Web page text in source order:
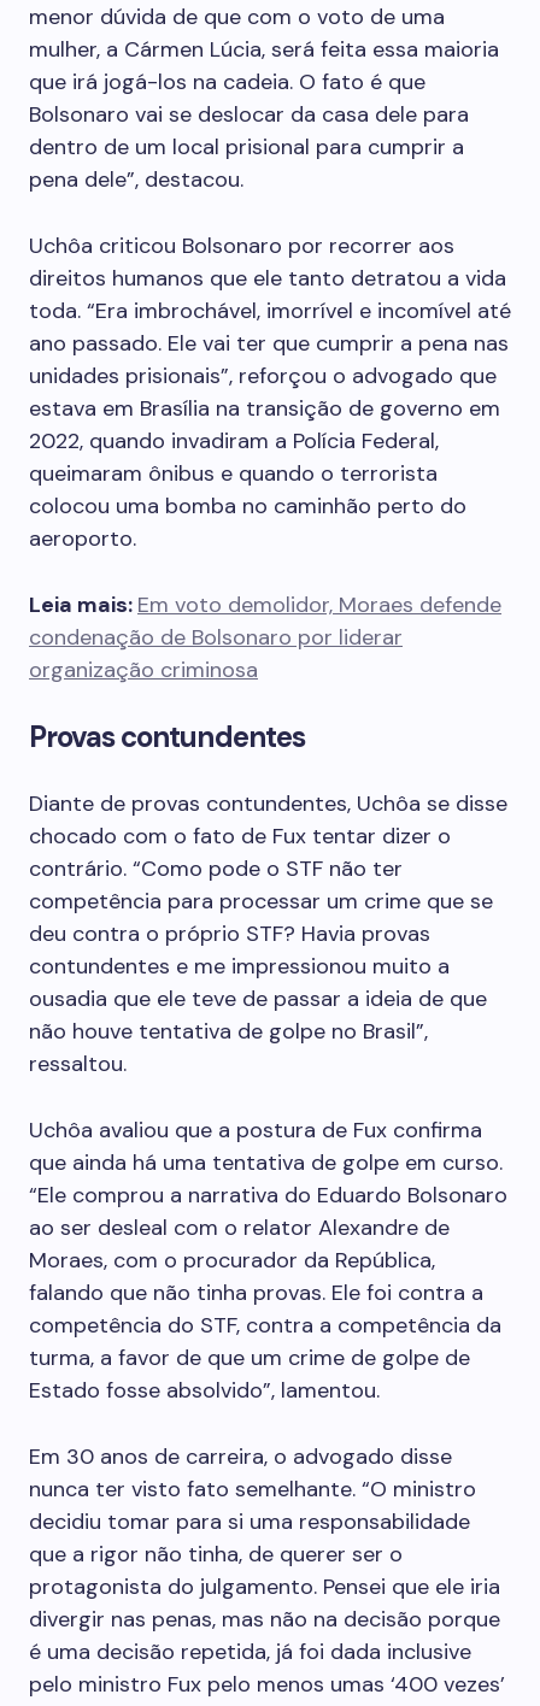
menor dúvida de que com o voto de uma
mulher, a Cármen Lúcia, será feita essa maioria
que irá jogá-los na cadeia. O fato é que
Bolsonaro vai se deslocar da casa dele para
dentro de um local prisional para cumprir a
pena dele”, destacou.
Uchôa criticou Bolsonaro por recorrer aos
direitos humanos que ele tanto detratou a vida
toda. “Era imbrochável, imorrível e incomível até
ano passado. Ele vai ter que cumprir a pena nas
unidades prisionais”, reforçou o advogado que
estava em Brasília na transição de governo em
2022, quando invadiram a Polícia Federal,
queimaram ônibus e quando o terrorista
colocou uma bomba no caminhão perto do
aeroporto.
Leia mais: Em voto demolidor, Moraes defende
condenação de Bolsonaro por liderar
organização criminosa
Provas contundentes
Diante de provas contundentes, Uchôa se disse
chocado com o fato de Fux tentar dizer o
contrário. “Como pode o STF não ter
competência para processar um crime que se
deu contra o próprio STF? Havia provas
contundentes e me impressionou muito a
ousadia que ele teve de passar a ideia de que
não houve tentativa de golpe no Brasil”,
ressaltou.
Uchôa avaliou que a postura de Fux confirma
que ainda há uma tentativa de golpe em curso.
“Ele comprou a narrativa do Eduardo Bolsonaro
ao ser desleal com o relator Alexandre de
Moraes, com o procurador da República,
falando que não tinha provas. Ele foi contra a
competência do STF, contra a competência da
turma, a favor de que um crime de golpe de
Estado fosse absolvido”, lamentou.
Em 30 anos de carreira, o advogado disse
nunca ter visto fato semelhante. “O ministro
decidiu tomar para si uma responsabilidade
que a rigor não tinha, de querer ser o
protagonista do julgamento. Pensei que ele iria
divergir nas penas, mas não na decisão porque
é uma decisão repetida, já foi dada inclusive
pelo ministro Fux pelo menos umas ‘400 vezes’